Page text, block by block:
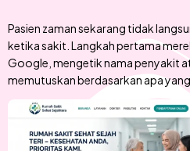
Pasien zaman sekarang tidak
ketika sakit. Langkah pertama
Google, mengetik nama penyakit
memutuskan berdasarkan apa